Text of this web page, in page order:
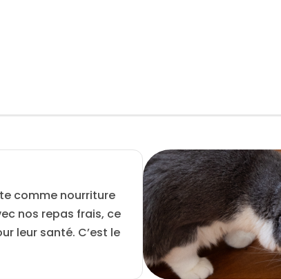
comme nourriture
nos repas frais, ce
leur santé. C’est le